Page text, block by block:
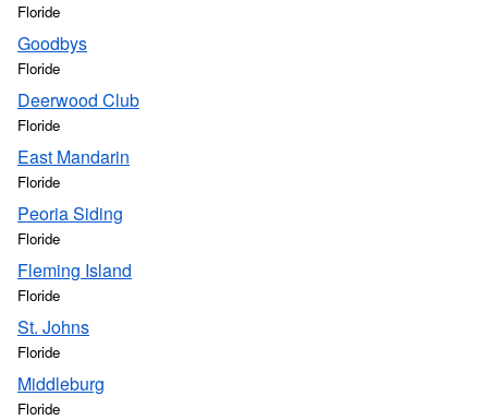
Floride
Goodbys
Floride
Deerwood Club
Floride
East Mandarin
Floride
Peoria Siding
Floride
Fleming Island
Floride
St. Johns
Floride
Middleburg
Floride